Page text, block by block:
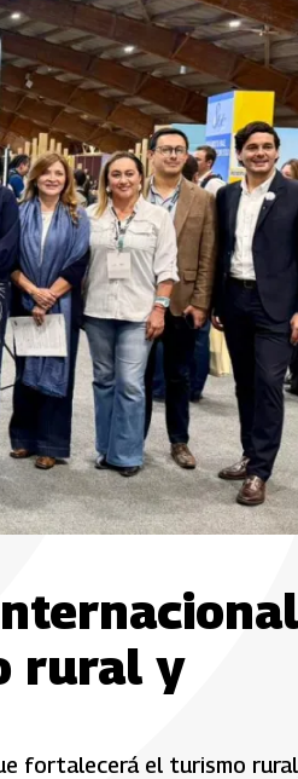
rural y
fortalecerá el turismo